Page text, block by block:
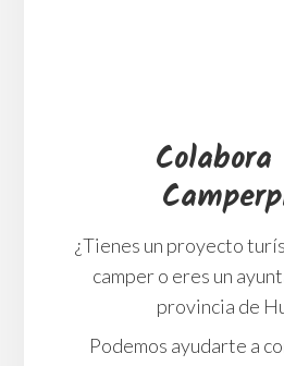
¿Tienes un proyecto
camper o eres un
provincia de
Podemos ayudarte a